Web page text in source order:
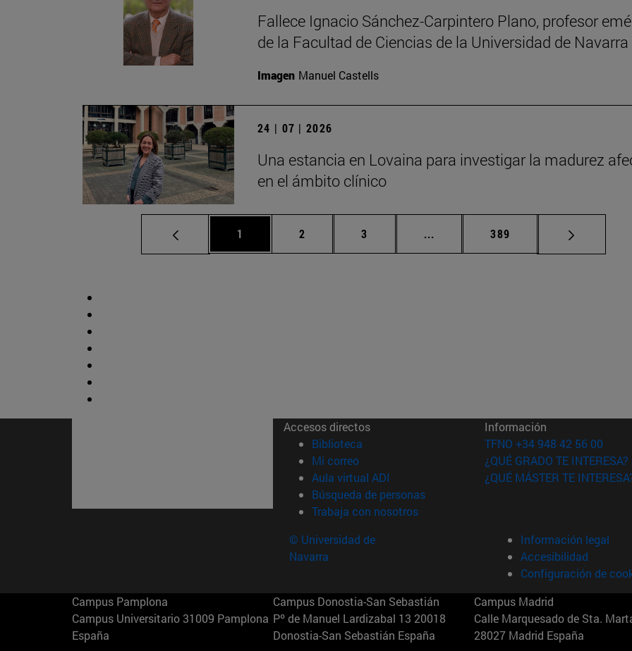
Fallece Ignacio Sánchez-Carpintero Plano, profesor
de la Facultad de Ciencias de la Universidad de Navarra
Imagen Manuel Castells
24 | 07 | 2026
Una estancia en Lovaina para investigar la madurez
en el ámbito clínico
Página
1 Página
2 Página
3 ... Páginas intermedias Use TAB para
Página
389
Accesos directos
Biblioteca (abre en nueva ventana)
Mi correo(abre en nueva ventana)
Aula virtual ADI (abre en nueva ventana)
Búsqueda de personas(abre en nueva ventana)
Trabaja con nosotros(abre en nueva ventana)
Información
TFNO +34 948 42 56 00
¿QUÉ GRADO TE INTERESA?
¿QUÉ MÁSTER TE
© Universidad de
Navarra
Información legal
Accesibilidad
Configuración de
Campus Pamplona
Campus Universitario 31009 Pamplona
España
Campus Donostia-San Sebastián
Pº de Manuel Lardizabal 13 20018
Donostia-San Sebastián España
Campus Madrid
Calle Marquesado de Sta.
28027 Madrid España